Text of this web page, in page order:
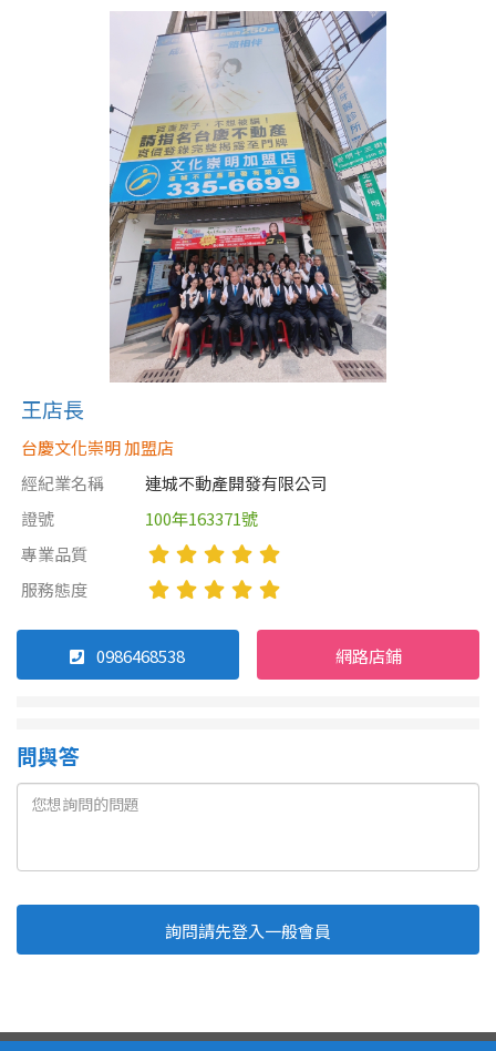
5房以上
5 年以下
5-10 年 10-20 年
20-30 年 30-40 年
40 年以上
王店長
台慶文化崇明 加盟店
經紀業名稱
連城不動產開發有限公司
證號
100年163371號
專業品質
服務態度
0986468538 網路店鋪
問與答
詢問請先登入一般會員